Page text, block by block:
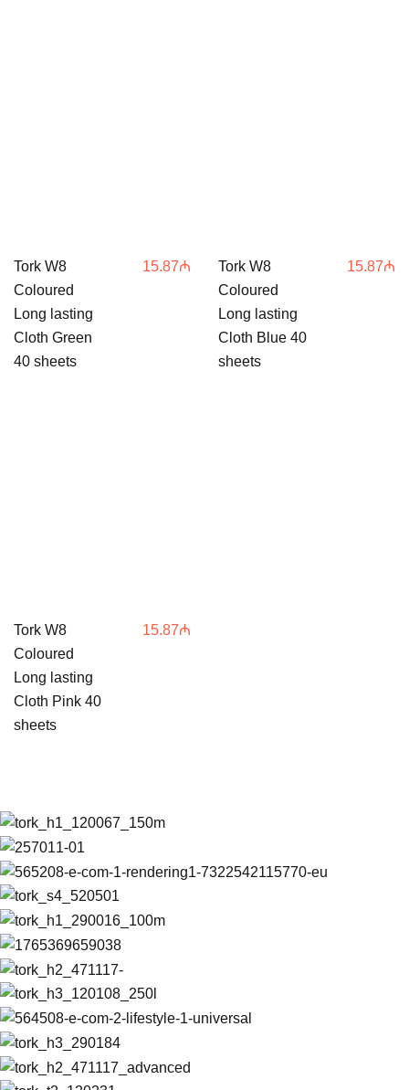
Tork W8
Coloured
Long lasting
Cloth Green
40 sheets
15.87₼
Tork W8
Coloured
Long lasting
Cloth Blue 40
sheets
15.87₼
Tork W8
Coloured
Long lasting
Cloth Pink 40
sheets
15.87₼